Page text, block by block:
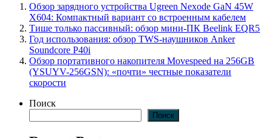
Обзор зарядного устройства Ugreen Nexode GaN 45W
X604: Компактный вариант со встроенным кабелем
Тише только пассивный: обзор мини-ПК Beelink EQR5
Год использования: обзор TWS-наушников Anker
Soundcore P40i
Обзор портативного накопителя Movespeed на 256GB
(YSUYV-256GSN): «почти» честные показатели
скорости
Поиск
Поиск